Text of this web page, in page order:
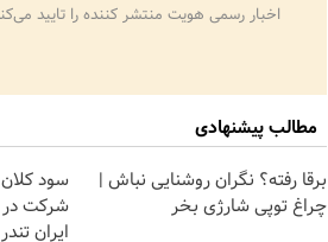
اخبار رسمی هویت منتشر کننده را تایید
مطالب پیشنهادی
برقا رفته؟ نگران روشنایی نباش |
چراغ توپی شارژی بخر
سود کلان
شرکت در
ایران تندر